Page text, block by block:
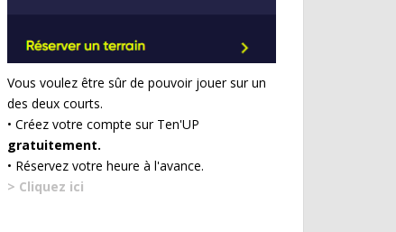
Vous voulez être sûr de pouvoir jouer sur un
des deux courts.
• Créez votre compte sur Ten'UP
gratuitement.
• Réservez votre heure à l'avance.
> Cliquez ici